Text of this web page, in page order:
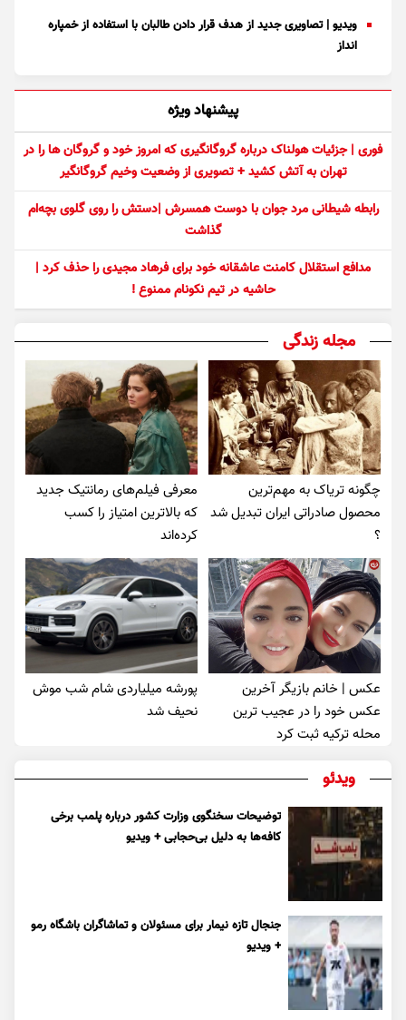
ویدیو | تصاویری جدید از هدف قرار دادن طالبان با استفاده از خمپاره
انداز
پیشنهاد ویژه
فوری | جزئیات هولناک درباره گروگانگیری که امروز خود و گروگان ها را در
تهران به آتش کشید + تصویری از وضعیت وخیم گروگانگیر
رابطه شیطانی مرد جوان با دوست همسرش |دستش را روی گلوی بچه‌ام
گذاشت
مدافع استقلال کامنت عاشقانه خود برای فرهاد مجیدی را حذف کرد |
حاشیه در تیم نکونام ممنوع !
مجله زندگی
چگونه تریاک به مهم‌ترین
محصول صادراتی ایران تبدیل شد
؟
معرفی فیلم‌های رمانتیک جدید
که بالاترین امتیاز را کسب
کرده‌اند
عکس | خانم بازیگر آخرین
عکس خود را در عجیب ترین
محله ترکیه ثبت کرد
پورشه میلیاردی شام شب موش‌
نحیف شد
ویدئو
توضیحات سخنگوی وزارت کشور درباره پلمب برخی
کافه‌ها به دلیل بی‌حجابی + ویدیو
جنجال تازه نیمار برای مسئولان و تماشاگران باشگاه رمو
+ ویدیو